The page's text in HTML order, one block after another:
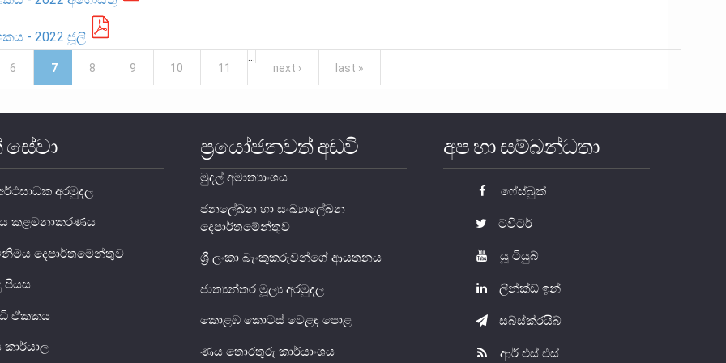
- 2022 ජූලි
6 7 8 9 10 11
next ›
last »
අරමුදල
කළමනාකරණය
දෙපාර්තමේන්තුව
පියස
ඒකකය
කාර්යාල
ප්‍රයෝජනවත් අඩවි
මුදල් අමාත්‍යාංශය
ජනලේඛන හා සංඛ්‍යාලේඛන
දෙපාර්තමේන්තුව
ශ්‍රී ලංකා බැංකුකරුවන්ගේ ආයතනය
ජාත්‍යන්තර මූල්‍ය අරමුදල
කොළඹ කොටස් වෙළඳ පොළ
ණය තොරතුරු කාර්යාංශය
අප හා සම්බන්ධතා
ෆේස්බුක්
ට්විටර්
යූ ටියුබ්
ලින්ක්ඩ් ඉන්
සබ්ස්ක්රයිබ්
ආර් එස් එස්